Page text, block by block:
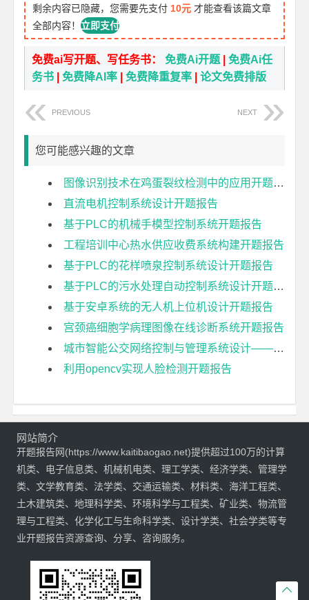
剩余内容已隐藏，您需要先支付 10元 才能查看该篇文章
全部内容！立即支付
免费ai写开题、写任务书：免费Ai开题 |免费Ai任
务书 |免费降AI率 |免费降重复率 |论文免费排版
PREVIOUS NEXT
您可能感兴趣的文章
图像识别技术在鸡蛋裂纹检测中的应用开题报告
直流电机控制系统设计开题报告
基于PLC的机械手模型控制系统开题报告
工程培训中心热水供应收费系统构建开题报告
基于PLC的花样喷泉控制系统设计开题报告
基于PLC的污水处理自动控制系统设计开题报告
基于安卓系统的无人机上位机设计开题报告
宫颈癌细胞学病理图像在线诊断系统开题报告
城市智能公交网络控制与管理系统设计——车载终端设计与实现开题报告
利用opencv实现人脸检测开题报告

网站简介
开题报告网(https://www.kaitibaogao.net)提供超过100万的计算
机类、电子信息类、机械机电类、理工学类、经济学类、管理学
类、文学教育类、法学类、交通运输类、材料类、海洋工程类、
土木建筑类、地理科学类、环境科学与工程类、矿业类、物流管
理与工程类、化学化工与生命科学类、设计学类、社会学类等专
业开题报告资源查询、分享、咨询服务。